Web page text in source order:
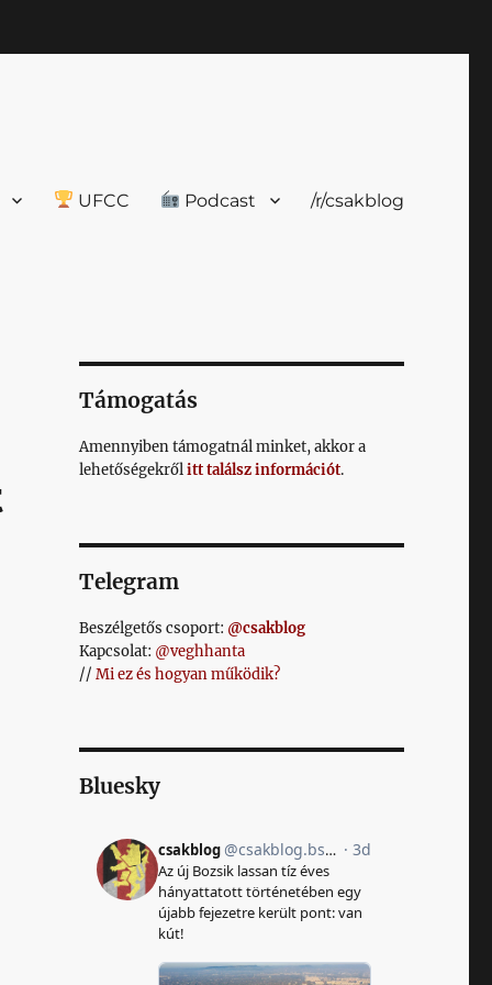
UFCC Podcast /r/csakblog
Támogatás
Amennyiben támogatnál minket, akkor a
lehetőségekrőlitt találsz információt.
Telegram
Beszélgetős csoport: @csakblog
Kapcsolat: @veghhanta
// Mi ez és hogyan működik?
Bluesky